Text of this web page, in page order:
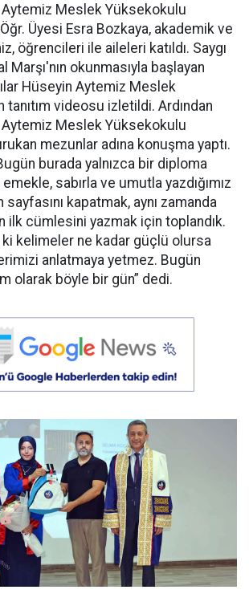
Aytemiz Meslek Yüksekokulu
Üyesi Esra Bozkaya, akademik ve
öğrencileri ile aileleri katıldı. Saygı
okunmasıyla başlayan
Hüseyin Aytemiz Meslek
videosu izletildi. Ardından
Aytemiz Meslek Yüksekokulu
mezunlar adına konuşma yaptı.
burada yalnızca bir diploma
sabırla ve umutla yazdığımız
kapatmak, aynı zamanda
ilk cümlesini yazmak için toplandık.
ki kelimeler ne kadar güçlü olursa
anlatmaya yetmez. Bugün
olarak böyle bir gün” dedi.